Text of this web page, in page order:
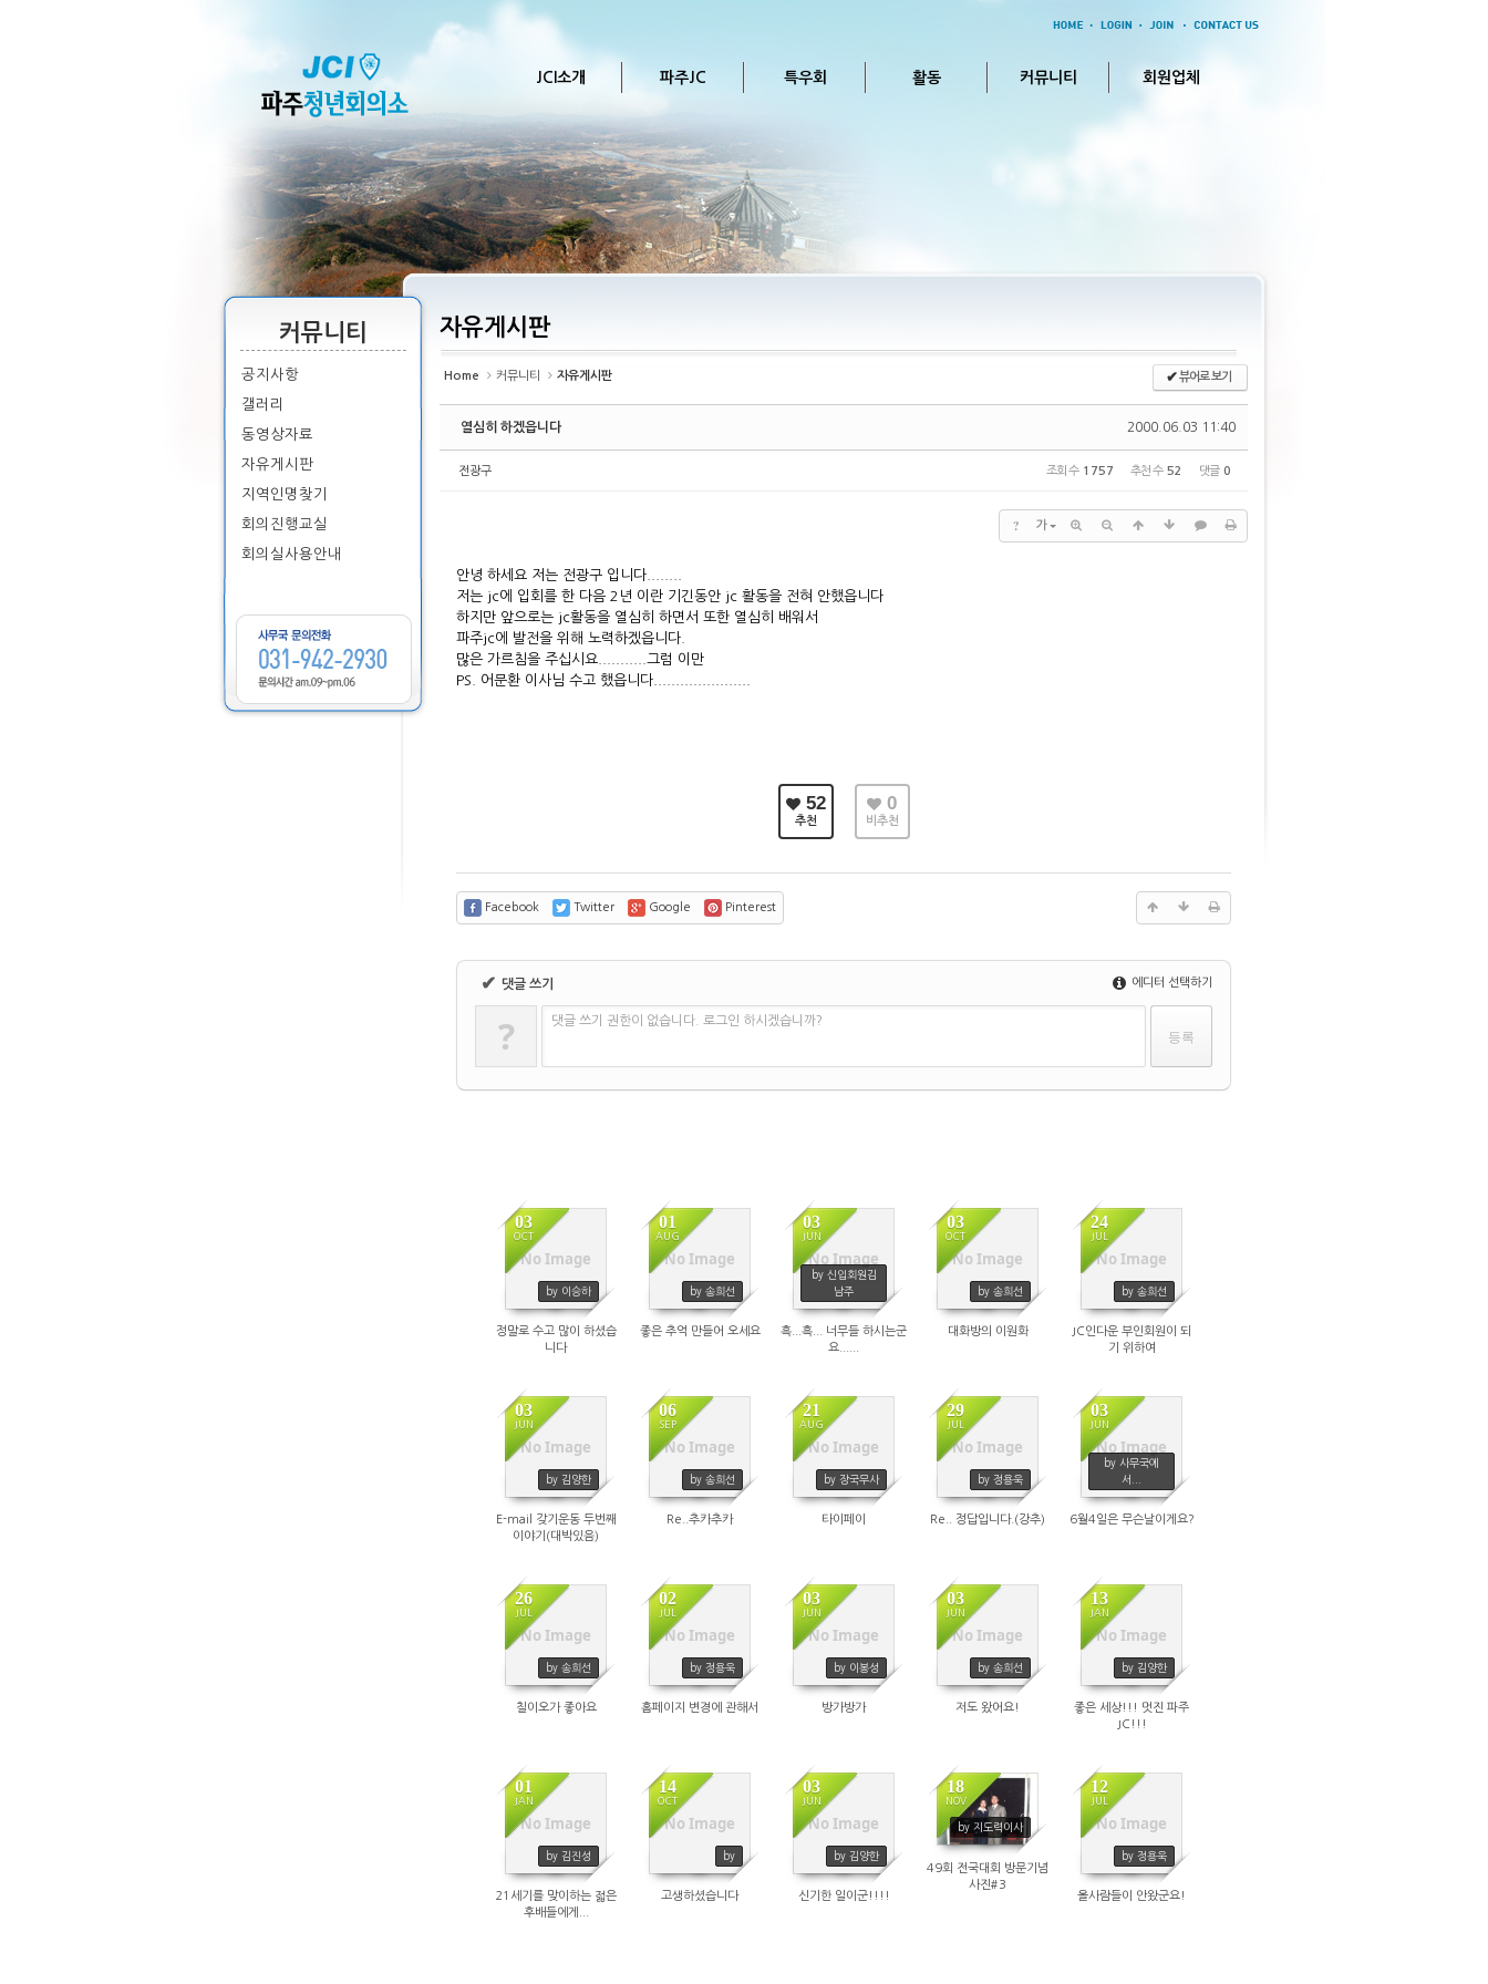
JCI소개 파주JC 특우회 활동 커뮤니티 회원업체
커뮤니티
공지사항
갤러리
동영상자료
자유게시판
지역인명찾기
회의진행교실
회의실사용안내
자유게시판
Home 커뮤니티 자유게시판 ✔뷰어로 보기
2000.06.03 11:40
열심히 하겠읍니다
전광구 조회 수 1757 추천 수 52 댓글 0
? 가
안녕 하세요 저는 전광구 입니다........
저는 jc에 입회를 한 다음 2년 이란 기긴동안 jc 활동을 전혀 안했읍니다
하지만 앞으로는 jc활동을 열심히 하면서 또한 열심히 배워서
파주jc에 발전을 위해 노력하겠읍니다.
많은 가르침을 주십시요...........그럼 이만
PS. 어문환 이사님 수고 했읍니다......................
52
추천
0
비추천
Facebook Twitter Google Pinterest
✔ 댓글 쓰기 에디터 선택하기
? 댓글 쓰기 권한이 없습니다. 로그인 하시겠습니까?
No Image
03
OCT
by 이승하
1817
정말로 수고 많이 하셨습
니다
No Image
01
AUG
by 송희선
1816
좋은 추억 만들어 오세요
No Image
03
JUN
by 신입회원김
남주
1815
흑...흑... 너무들 하시는군
요......
No Image
03
OCT
by 송희선
1813
대화방의 이원화
No Image
24
JUL
by 송희선
1812
JC인다운 부인회원이 되
기 위하여
No Image
03
JUN
by 김양한
1812
E-mail 갖기운동 두번째
이야기(대박있음)
No Image
06
SEP
by 송희선
1811
Re..추카추카
No Image
21
AUG
by 장국무사
1808
타이페이
No Image
29
JUL
by 정용욱
1808
Re.. 정답입니다.(강추)
No Image
03
JUN
by 사무국에
서...
1806
6월4일은 무슨날이게요?
No Image
26
JUL
by 송희선
1805
칠이오가 좋아요
No Image
02
JUL
by 정용욱
1805
홈페이지 변경에 관해서
No Image
03
JUN
by 이봉성
1805
방가방가
No Image
03
JUN
by 송희선
1805
저도 왔어요!
No Image
13
JAN
by 김양한
1802
좋은 세상!!! 멋진 파주
JC!!!
No Image
01
JAN
by 김진성
1802
21세기를 맞이하는 젋은
후배들에게...
No Image
14
OCT
by
1802
고생하셨습니다
No Image
03
JUN
by 김양한
1801
신기한 일이군!!!!
18
NOV
by 지도력이사
1799
49회 전국대회 방문기념
사진#3
No Image
12
JUL
by 정용욱
1799
올사람들이 안왔군요!